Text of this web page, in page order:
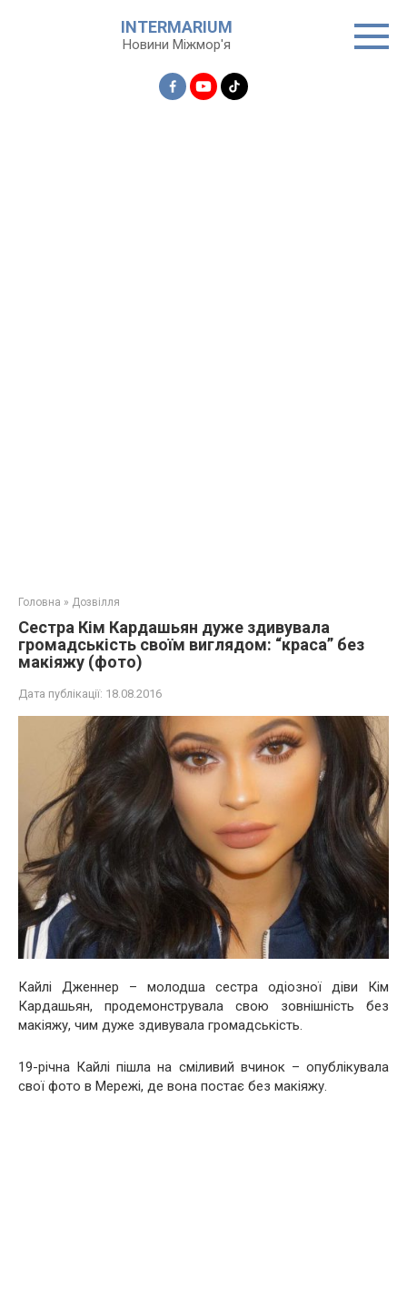
INTERMARIUM
Новини Міжмор'я
Головна » Дозвілля
Сестра Кім Кардашьян дуже здивувала
громадськість своїм виглядом: “краса” без
макіяжу (фото)
Дата публікації: 18.08.2016
Кайлі Дженнер – молодша сестра одіозної діви Кім
Кардашьян, продемонструвала свою зовнішність без
макіяжу, чим дуже здивувала громадськість.
19-річна Кайлі пішла на сміливий вчинок – опублікувала
свої фото в Мережі, де вона постає без макіяжу.